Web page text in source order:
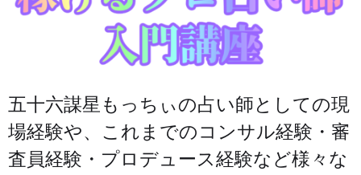
五十六謀星もっちぃの占い師としての現
場経験や、これまでのコンサル経験・審
査員経験・プロデュース経験など様々な